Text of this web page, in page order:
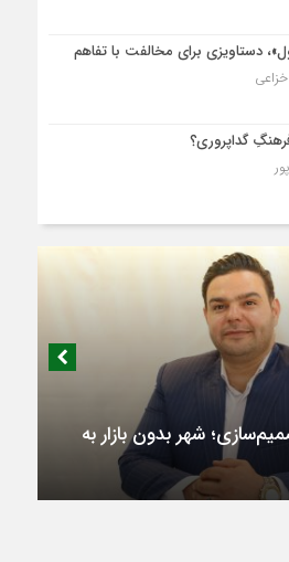
دستاویزی برای مخالفت با تفاهم
گداپروری؟
شهر بدون بازار به